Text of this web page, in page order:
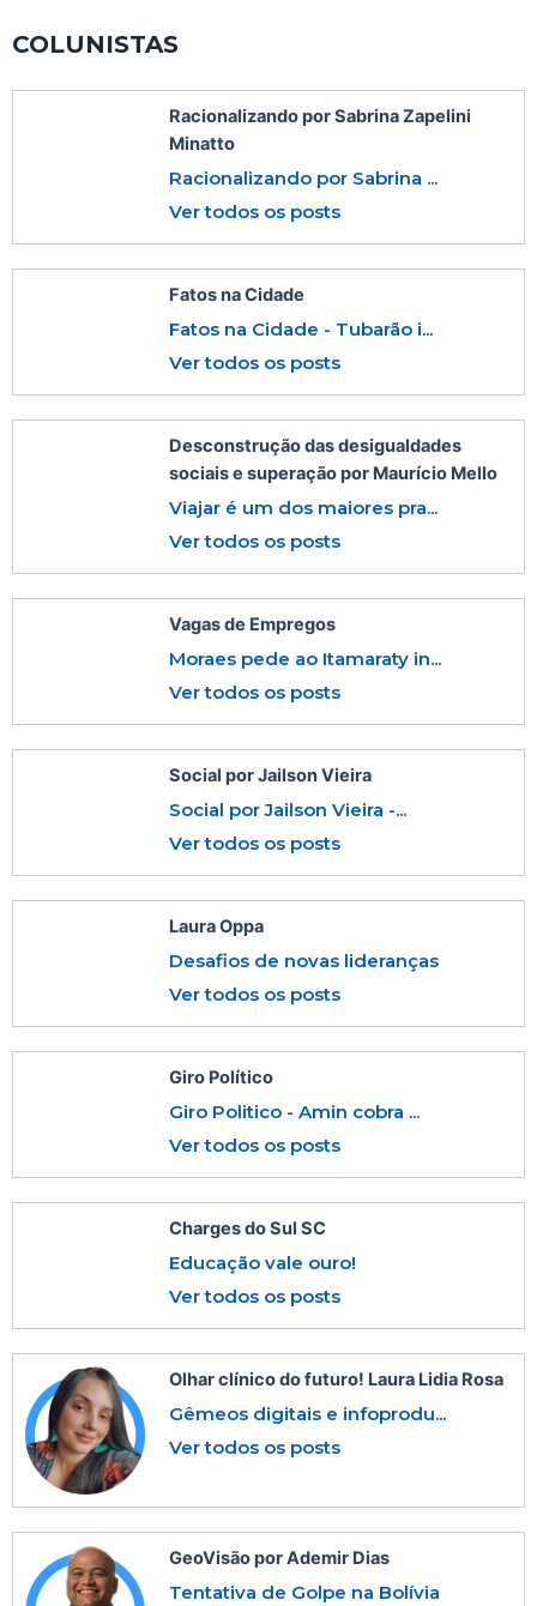
COLUNISTAS
Racionalizando por Sabrina Zapelini
Minatto
Racionalizando por Sabrina ...
Ver todos os posts
Fatos na Cidade
Fatos na Cidade - Tubarão i...
Ver todos os posts
Desconstrução das desigualdades
sociais e superação por Maurício Mello
Viajar é um dos maiores pra...
Ver todos os posts
Vagas de Empregos
Moraes pede ao Itamaraty in...
Ver todos os posts
Social por Jailson Vieira
Social por Jailson Vieira -...
Ver todos os posts
Laura Oppa
Desafios de novas lideranças
Ver todos os posts
Giro Político
Giro Politico - Amin cobra ...
Ver todos os posts
Charges do Sul SC
Educação vale ouro!
Ver todos os posts
Olhar clínico do futuro! Laura Lidia Rosa
Gêmeos digitais e infoprodu...
Ver todos os posts
GeoVisão por Ademir Dias
Tentativa de Golpe na Bolívia